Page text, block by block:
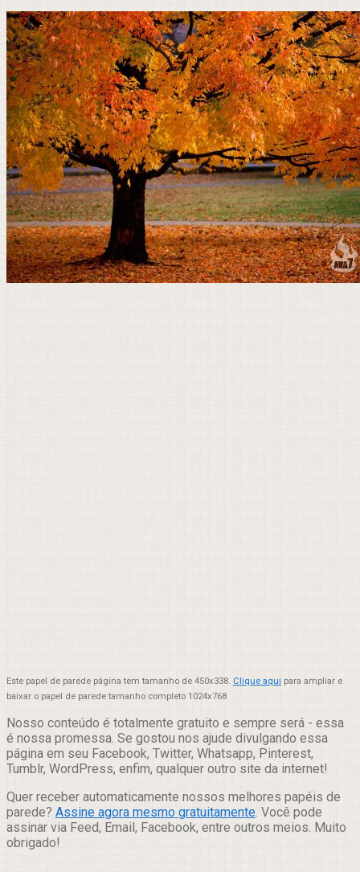
Este papel de parede página tem tamanho de 450x338. Clique aqui para ampliar e
baixar o papel de parede tamanho completo 1024x768
Nosso conteúdo é totalmente gratuito e sempre será - essa
é nossa promessa. Se gostou nos ajude divulgando essa
página em seu Facebook, Twitter, Whatsapp, Pinterest,
Tumblr, WordPress, enfim, qualquer outro site da internet!
Quer receber automaticamente nossos melhores papéis de
parede? Assine agora mesmo gratuitamente. Você pode
assinar via Feed, Email, Facebook, entre outros meios. Muito
obrigado!